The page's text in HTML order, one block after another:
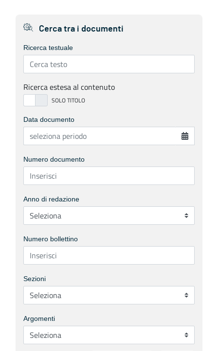
Cerca tra i documenti
Ricerca testuale
Ricerca estesa al contenuto
Data documento
Numero documento
Anno di redazione
Numero bollettino
Sezioni
Argomenti